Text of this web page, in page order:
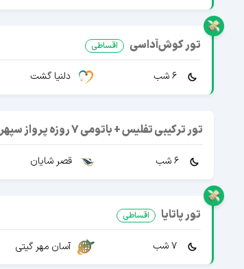
تور کوش‌آداسی اقساطی
دلنیا گشت
تور ترکیبی تفلیس + باتومی 7 روزه پرواز سپهران
قصر شایان
تور پاتایا اقساطی
آسان مهر گیتی